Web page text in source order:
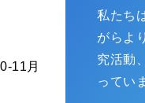
11月
私たち
がらよ
究活動
ってい